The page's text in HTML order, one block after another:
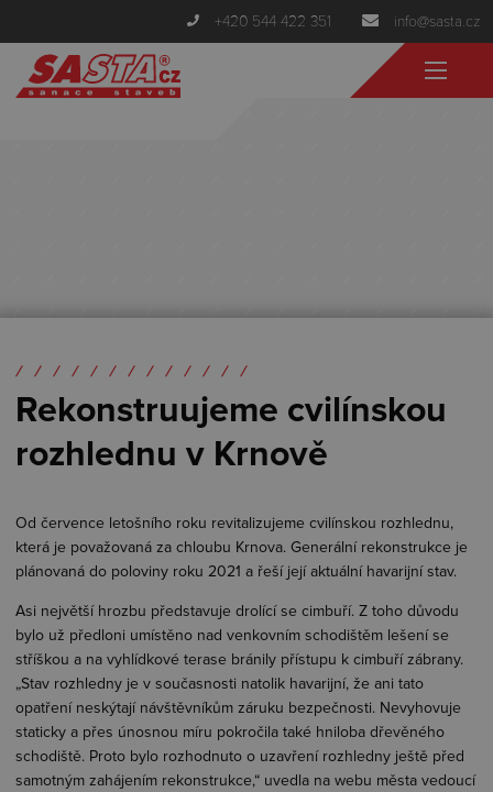
+420 544 422 351 info@sasta.cz
Rekonstruujeme cvilínskou
rozhlednu v Krnově
Od července letošního roku revitalizujeme cvilínskou rozhlednu,
která je považovaná za chloubu Krnova. Generální rekonstrukce je
plánovaná do poloviny roku 2021 a řeší její aktuální havarijní stav.
Asi největší hrozbu představuje drolící se cimbuří. Z toho důvodu
bylo už předloni umístěno nad venkovním schodištěm lešení se
stříškou a na vyhlídkové terase bránily přístupu k cimbuří zábrany.
„Stav rozhledny je v současnosti natolik havarijní, že ani tato
opatření neskýtají návštěvníkům záruku bezpečnosti. Nevyhovuje
staticky a přes únosnou míru pokročila také hniloba dřevěného
schodiště. Proto bylo rozhodnuto o uzavření rozhledny ještě před
samotným zahájením rekonstrukce,“ uvedla na webu města vedoucí